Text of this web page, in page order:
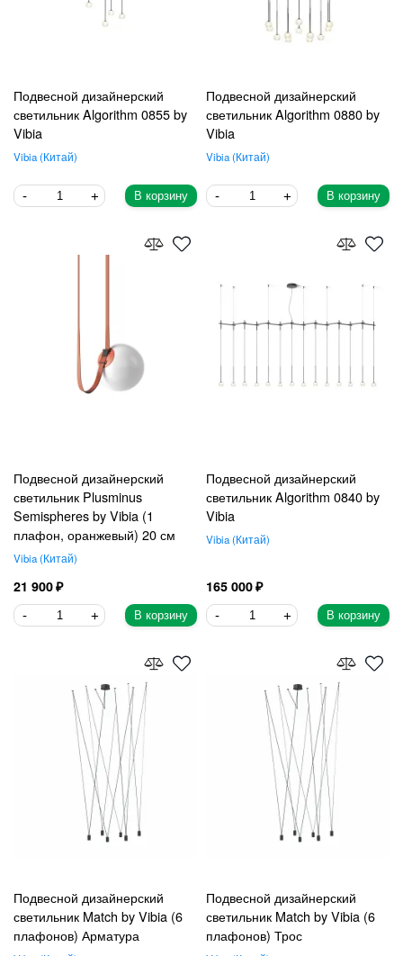
Подвесной дизайнерский
светильник Algorithm 0855 by
Vibia
Vibia Китай
В корзину
Подвесной дизайнерский
светильник Algorithm 0880 by
Vibia
Vibia Китай
В корзину
Подвесной дизайнерский
светильник Plusminus
Semispheres by Vibia (1
плафон, оранжевый) 20 см
Vibia Китай
21 900
В корзину
Подвесной дизайнерский
светильник Algorithm 0840 by
Vibia
Vibia Китай
165 000
В корзину
Подвесной дизайнерский
светильник Match by Vibia (6
плафонов) Арматура
Подвесной дизайнерский
светильник Match by Vibia (6
плафонов) Трос